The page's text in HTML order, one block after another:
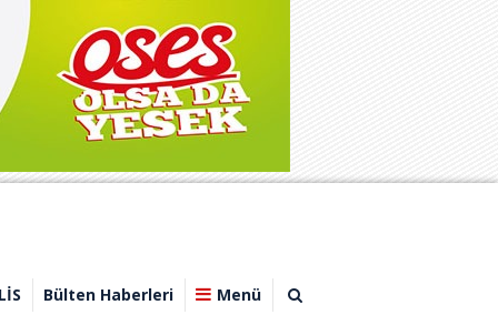
Bülten Haberleri Menü